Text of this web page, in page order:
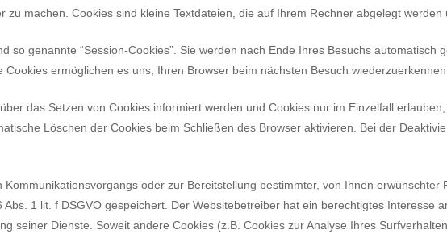
machen. Cookies sind kleine Textdateien, die auf Ihrem Rechner abgelegt werden
so genannte “Session-Cookies”. Sie werden nach Ende Ihres Besuchs automatisch
ermöglichen es uns, Ihren Browser beim nächsten Besuch wiederzuerkennen.
das Setzen von Cookies informiert werden und Cookies nur im Einzelfall
Löschen der Cookies beim Schließen des Browser aktivieren. Bei der
oder zur Bereitstellung bestimmter, von Ihnen erwünschter
Abs. 1 lit. f DSGVO gespeichert. Der Websitebetreiber hat ein berechtigtes Interesse
seiner Dienste. Soweit andere Cookies (z.B. Cookies zur Analyse Ihres